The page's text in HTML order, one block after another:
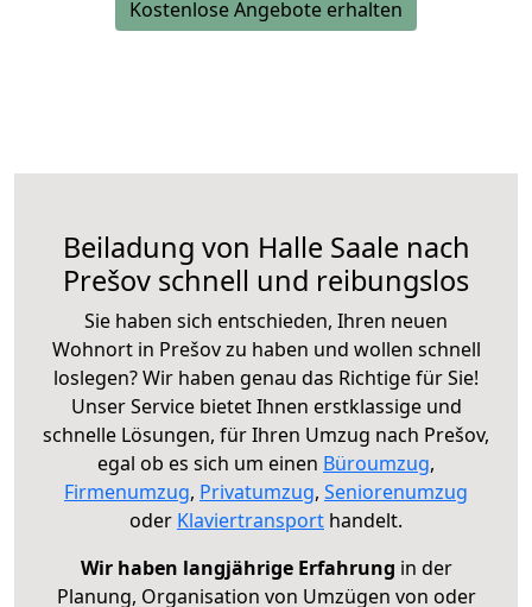
Kostenlose Angebote erhalten
Beiladung von Halle Saale nach
Prešov schnell und reibungslos
Sie haben sich entschieden, Ihren neuen
Wohnort in Prešov zu haben und wollen schnell
loslegen? Wir haben genau das Richtige für Sie!
Unser Service bietet Ihnen erstklassige und
schnelle Lösungen, für Ihren Umzug nach Prešov,
egal ob es sich um einen Büroumzug,
Firmenumzug, Privatumzug, Seniorenumzug
oder Klaviertransport handelt.
Wir haben langjährige Erfahrung in der
Planung, Organisation von Umzügen von oder